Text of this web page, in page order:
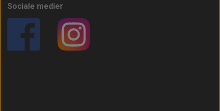
Sociale medier